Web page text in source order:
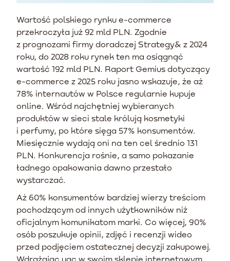
Wartość polskiego rynku e-commerce
przekroczyła już 92 mld PLN. Zgodnie
z prognozami firmy doradczej Strategy& z 2024
roku, do 2028 roku rynek ten ma osiągnąć
wartość 192 mld PLN. Raport Gemius dotyczący
e-commerce z 2025 roku jasno wskazuje, że aż
78% internautów w Polsce regularnie kupuje
online. Wśród najchętniej wybieranych
produktów w sieci stale królują kosmetyki
i perfumy, po które sięga 57% konsumentów.
Miesięcznie wydają oni na ten cel średnio 131
PLN. Konkurencja rośnie, a samo pokazanie
ładnego opakowania dawno przestało
wystarczać.
Aż 60% konsumentów bardziej wierzy treściom
pochodzącym od innych użytkowników niż
oficjalnym komunikatom marki. Co więcej, 90%
osób poszukuje opinii, zdjęć i recenzji wideo
przed podjęciem ostatecznej decyzji zakupowej.
Wdrażając ugc w swoim sklepie internetowym,